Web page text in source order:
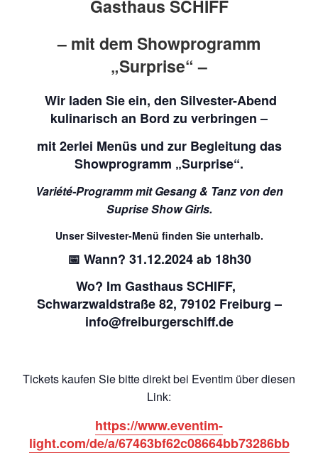
Gasthaus SCHIFF
– mit dem Showprogramm
„Surprise“ –
Wir laden Sie ein, den Silvester-Abend
kulinarisch an Bord zu verbringen –
mit 2erlei Menüs und zur Begleitung das
Showprogramm „Surprise“.
Variété-Programm mit Gesang & Tanz von den
Suprise Show Girls.
Unser Silvester-Menü finden Sie unterhalb.
📅 Wann? 31.12.2024 ab 18h30
Wo? Im Gasthaus SCHIFF,
Schwarzwaldstraße 82, 79102 Freiburg –
info@freiburgerschiff.de
Tickets kaufen Sie bitte direkt bei Eventim über diesen
Link:
https://www.eventim-
light.com/de/a/67463bf62c08664bb73286bb